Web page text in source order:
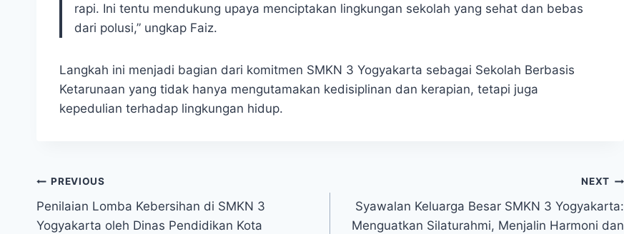
rapi. Ini tentu mendukung upaya menciptakan lingkungan sekolah yang sehat dan bebas
dari polusi,” ungkap Faiz.
Langkah ini menjadi bagian dari komitmen SMKN 3 Yogyakarta sebagai Sekolah Berbasis
Ketarunaan yang tidak hanya mengutamakan kedisiplinan dan kerapian, tetapi juga
kepedulian terhadap lingkungan hidup.
Navigasi
pos
PREVIOUS
Penilaian Lomba Kebersihan di SMKN 3
Yogyakarta oleh Dinas Pendidikan Kota
NEXT
Syawalan Keluarga Besar SMKN 3 Yogyakarta:
Menguatkan Silaturahmi, Menjalin Harmoni dan